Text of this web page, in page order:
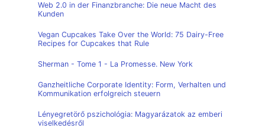
Web 2.0 in der Finanzbranche: Die neue Macht des
Kunden
Vegan Cupcakes Take Over the World: 75 Dairy-Free
Recipes for Cupcakes that Rule
Sherman - Tome 1 - La Promesse. New York
Ganzheitliche Corporate Identity: Form, Verhalten und
Kommunikation erfolgreich steuern
Lényegretörő pszichológia: Magyarázatok az emberi
viselkedésről